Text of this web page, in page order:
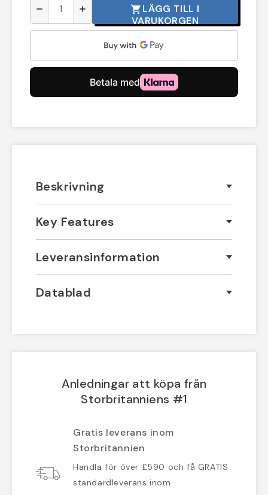
remove add shopping_cart LÄGG TILL I
VARUKORGEN
Beskrivning
Key Features
Leveransinformation
Datablad
Anledningar att köpa från
Storbritanniens #1
Gratis leverans inom
Storbritannien
Handla för över £590 och få GRATIS
standardleverans inom